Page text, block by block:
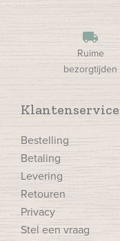
local_shipping
Ruime
bezorgtijden
Klantenservice
Bestelling
Betaling
Levering
Retouren
Privacy
Stel een vraag